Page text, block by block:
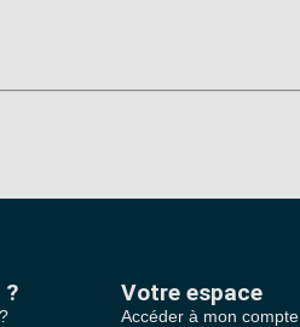
? Votre espace
Accéder à mon compte